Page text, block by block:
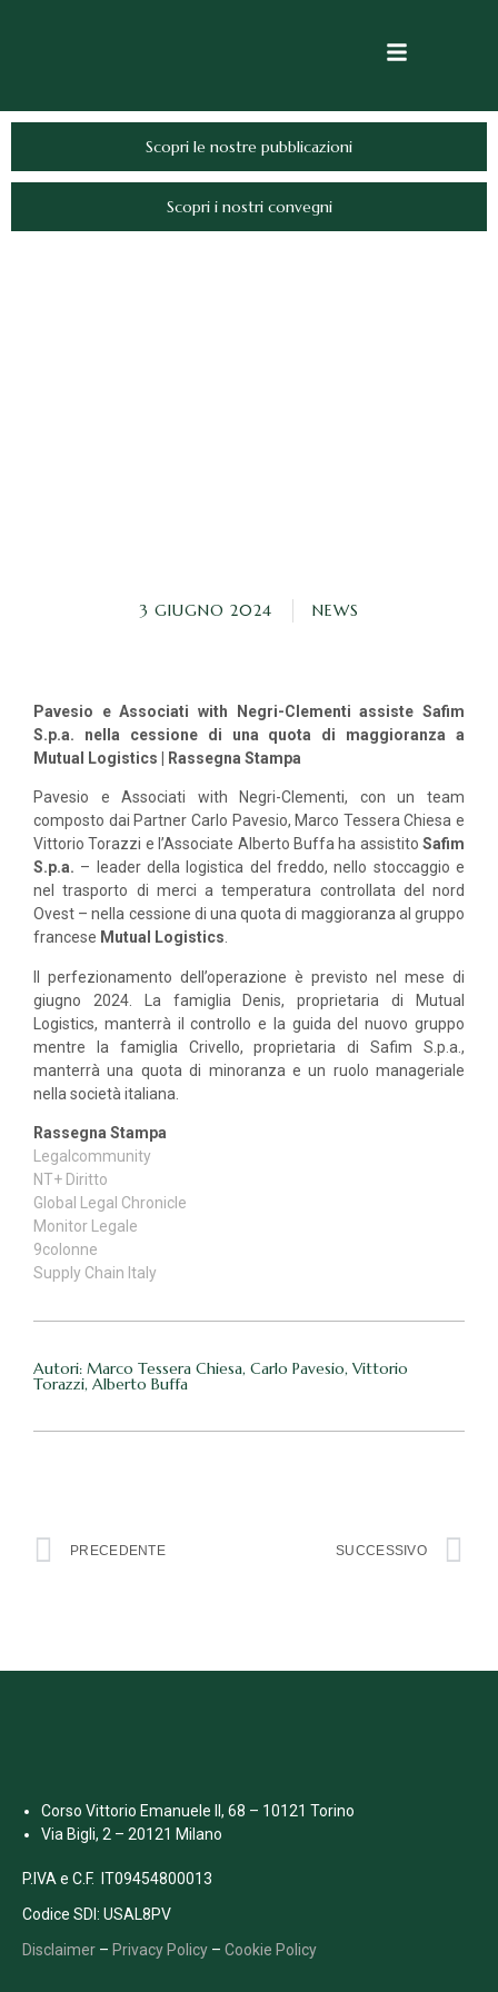
Scopri le nostre pubblicazioni
Scopri i nostri convegni
3 GIUGNO 2024 NEWS
Pavesio e Associati with Negri-Clementi assiste Safim
S.p.a. nella cessione di una quota di maggioranza a
Mutual Logistics | Rassegna Stampa
Pavesio e Associati with Negri-Clementi, con un team
composto dai Partner Carlo Pavesio, Marco Tessera Chiesa e
Vittorio Torazzi e l’Associate Alberto Buffa ha assistito Safim
S.p.a. – leader della logistica del freddo, nello stoccaggio e
nel trasporto di merci a temperatura controllata del nord
Ovest – nella cessione di una quota di maggioranza al gruppo
francese Mutual Logistics.
Il perfezionamento dell’operazione è previsto nel mese di
giugno 2024. La famiglia Denis, proprietaria di Mutual
Logistics, manterrà il controllo e la guida del nuovo gruppo
mentre la famiglia Crivello, proprietaria di Safim S.p.a.,
manterrà una quota di minoranza e un ruolo manageriale
nella società italiana.
Rassegna Stampa
Legalcommunity
NT+ Diritto
Global Legal Chronicle
Monitor Legale
9colonne
Supply Chain Italy
Autori: Marco Tessera Chiesa, Carlo Pavesio, Vittorio
Torazzi, Alberto Buffa
PRECEDENTE SUCCESSIVO
Corso Vittorio Emanuele II, 68 – 10121 Torino
Via Bigli, 2 – 20121 Milano
P.IVA e C.F. IT09454800013
Codice SDI: USAL8PV
Disclaimer – Privacy Policy – Cookie Policy